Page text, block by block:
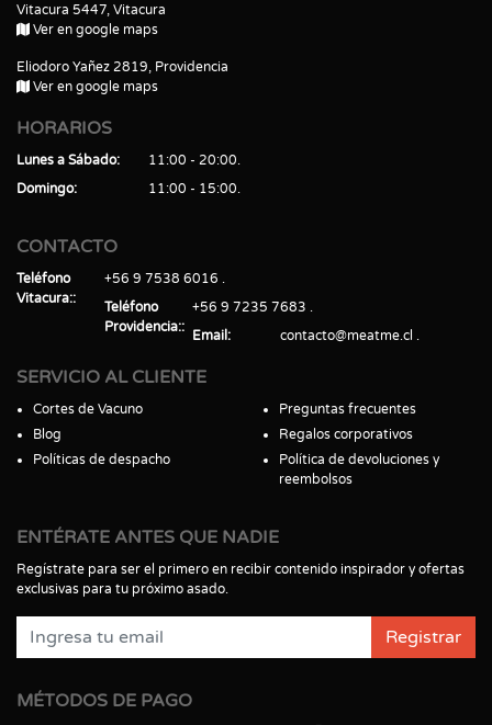
Vitacura 5447, Vitacura
Ver en google maps
Eliodoro Yañez 2819, Providencia
Ver en google maps
HORARIOS
Lunes a Sábado
11:00 - 20:00
Domingo
11:00 - 15:00
CONTACTO
Teléfono
Vitacura:
+56 9 7538 6016
Teléfono
Providencia:
+56 9 7235 7683
Email
contacto@meatme.cl
SERVICIO AL CLIENTE
Cortes de Vacuno
Blog
Políticas de despacho
Preguntas frecuentes
Regalos corporativos
Política de devoluciones y
reembolsos
ENTÉRATE ANTES QUE NADIE
Regístrate para ser el primero en recibir contenido inspirador y ofertas
exclusivas para tu próximo asado.
Registrar
MÉTODOS DE PAGO